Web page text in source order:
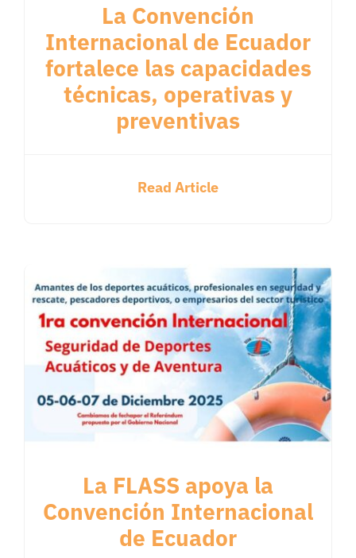
La Convención
Internacional de Ecuador
fortalece las capacidades
técnicas, operativas y
preventivas
Read Article
La FLASS apoya la
Convención Internacional
de Ecuador